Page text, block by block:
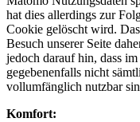
hat dies allerdings zur
Cookie gelöscht wird.
Besuch unserer Seite
jedoch darauf hin, dass
gegebenenfalls nicht
vollumfänglich nutzbar
Komfort: